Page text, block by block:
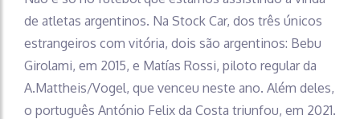
de atletas argentinos. Na Stock Car, dos três únicos
estrangeiros com vitória, dois são argentinos: Bebu
Girolami, em 2015, e Matías Rossi, piloto regular da
A.Mattheis/Vogel, que venceu neste ano. Além deles,
o português António Felix da Costa triunfou, em 2021.